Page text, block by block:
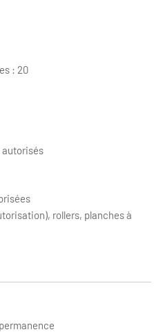
: 20
autorisés
rollers, planches à